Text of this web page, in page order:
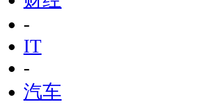
-
IT
-
汽车